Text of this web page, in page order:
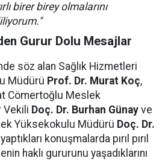
birer birey olmalarını
Gurur Dolu Mesajlar
söz alan Sağlık Hizmetleri
Müdürü Prof. Dr. Murat Koç,
Cömertoğlu Meslek
Vekili Doç. Dr. Burhan Günay ve
Yüksekokulu Müdürü Doç. Dr.
konuşmalarda pırıl pırıl
haklı gururunu yaşadıklarını